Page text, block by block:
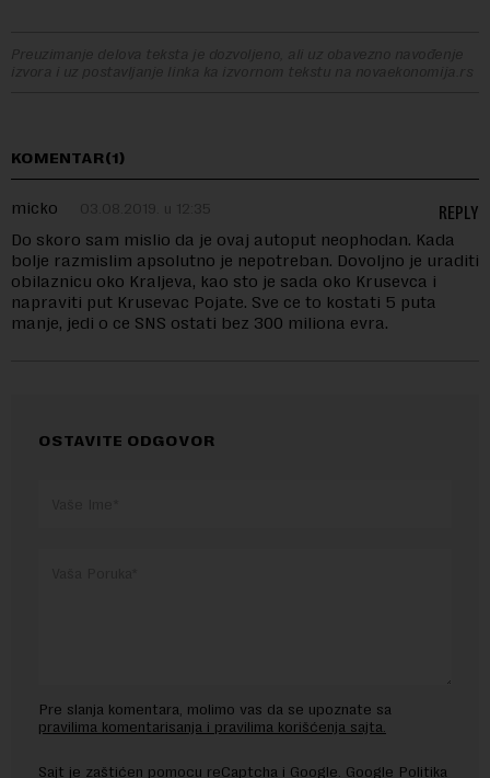
Preuzimanje delova teksta je dozvoljeno, ali uz obavezno navođenje
izvora i uz postavljanje linka ka izvornom tekstu na novaekonomija.rs
KOMENTAR(1)
micko 03.08.2019. u 12:35
Do skoro sam mislio da je ovaj autoput neophodan. Kada
bolje razmislim apsolutno je nepotreban. Dovoljno je uraditi
obilaznicu oko Kraljeva, kao sto je sada oko Krusevca i
napraviti put Krusevac Pojate. Sve ce to kostati 5 puta
manje, jedi o ce SNS ostati bez 300 miliona evra.
REPLY
OSTAVITE ODGOVOR
Pre slanja komentara, molimo vas da se upoznate sa
pravilima komentarisanja i pravilima korišćenja sajta.
Sajt je zaštićen pomocu reCaptcha i Google. Google Politika